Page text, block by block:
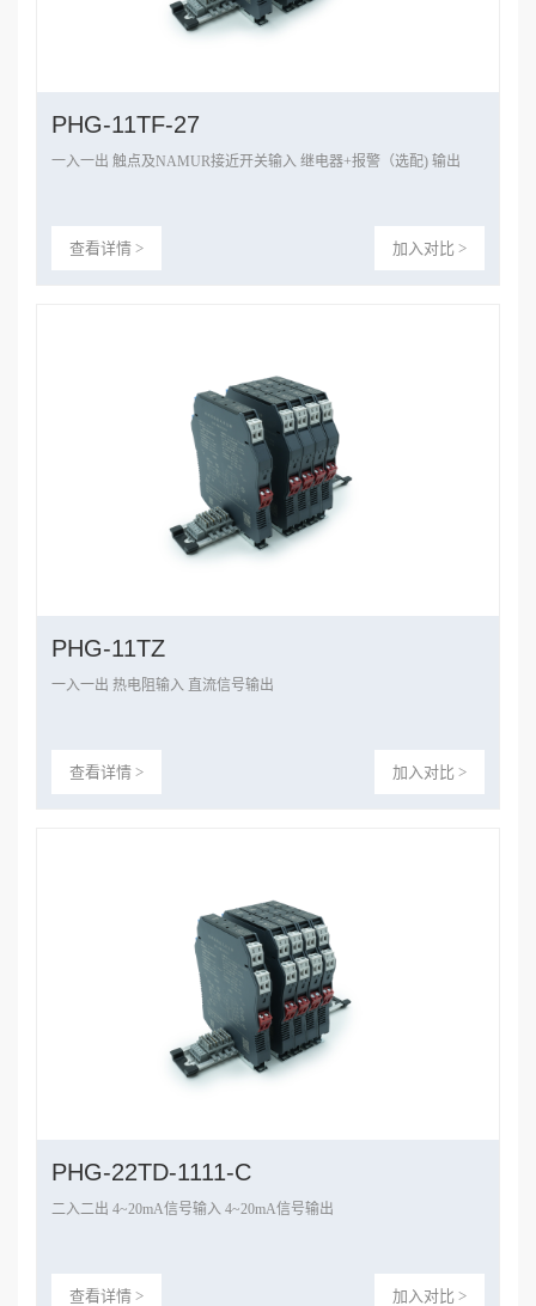
PHG-11TF-27
一入一出 触点及NAMUR接近开关输入 继电器+报警（选配) 输出
查看详情 > 加入对比 >
PHG-11TZ
一入一出 热电阻输入 直流信号输出
查看详情 > 加入对比 >
PHG-22TD-1111-C
二入二出 4~20mA信号输入 4~20mA信号输出
查看详情 > 加入对比 >